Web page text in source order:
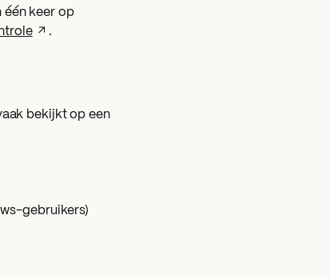
één keer op
.
bekijkt op een
gebruikers)